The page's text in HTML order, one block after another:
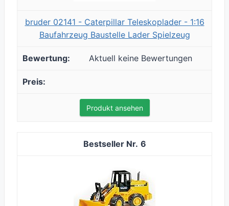
bruder 02141 - Caterpillar Teleskoplader - 1:16
Baufahrzeug Baustelle Lader Spielzeug
Aktuell keine Bewertungen
Produkt ansehen
6